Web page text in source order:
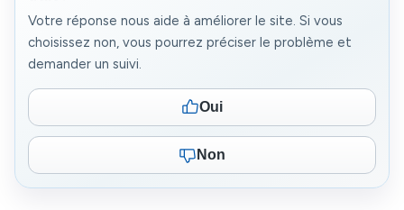
Votre réponse nous aide à améliorer le site. Si vous
choisissez non, vous pourrez préciser le problème et
demander un suivi.
Oui
Non